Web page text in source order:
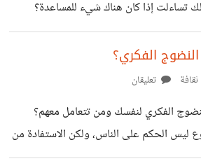
البرمجة بالكائنات [3] (Object-oriented design
تساءلت إذا كان هناك شيء للمساعدة؟
سمعت عن مصحح سراج[1] لكن للأسف لم أجد له أي وجود
جمل خاطئة ولكنه لم يكتشفها. [1]
ng/
http://
الفكري؟
ثقافة تعليقان
الفكري لنفسك ومن تتعامل معهم؟
ليس الحكم على الناس، ولكن الاستفادة من
الموجودين في هذا المجتمع.